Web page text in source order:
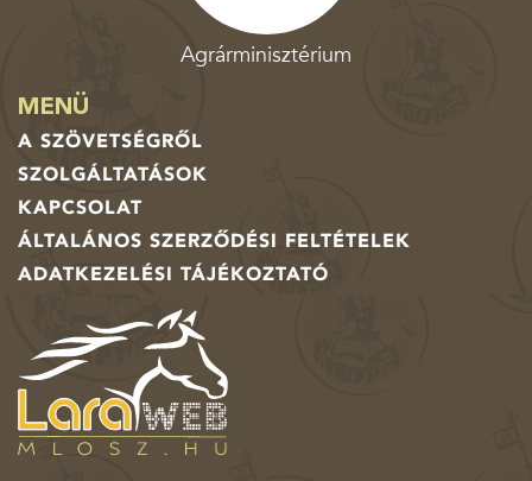
Agrárminisztérium
MENÜ
A SZÖVETSÉGRŐL
SZOLGÁLTATÁSOK
KAPCSOLAT
ÁLTALÁNOS SZERZŐDÉSI FELTÉTELEK
ADATKEZELÉSI TÁJÉKOZTATÓ